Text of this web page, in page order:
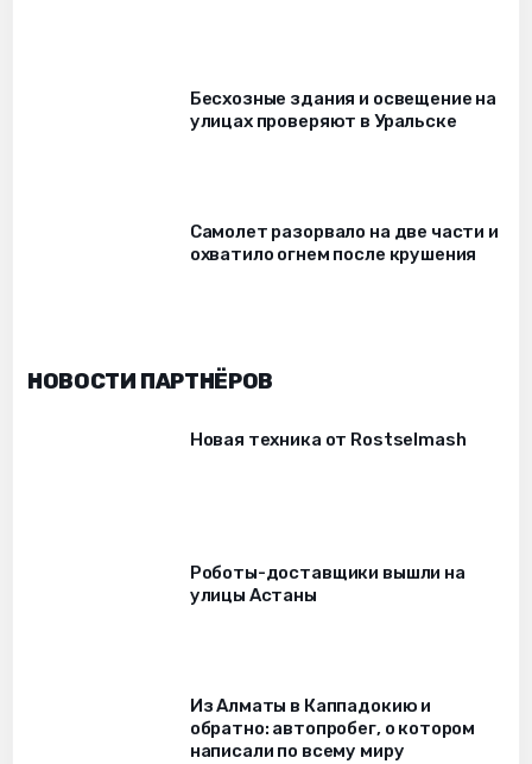
Бесхозные здания и освещение на
улицах проверяют в Уральске
Самолет разорвало на две части и
охватило огнем после крушения
НОВОСТИ ПАРТНЁРОВ
Новая техника от Rostselmash
Роботы-доставщики вышли на
улицы Астаны
Из Алматы в Каппадокию и
обратно: автопробег, о котором
написали по всему миру